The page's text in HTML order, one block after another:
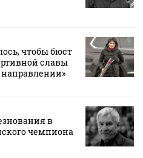
чтобы бюст
славы
направлении»
в
чемпиона